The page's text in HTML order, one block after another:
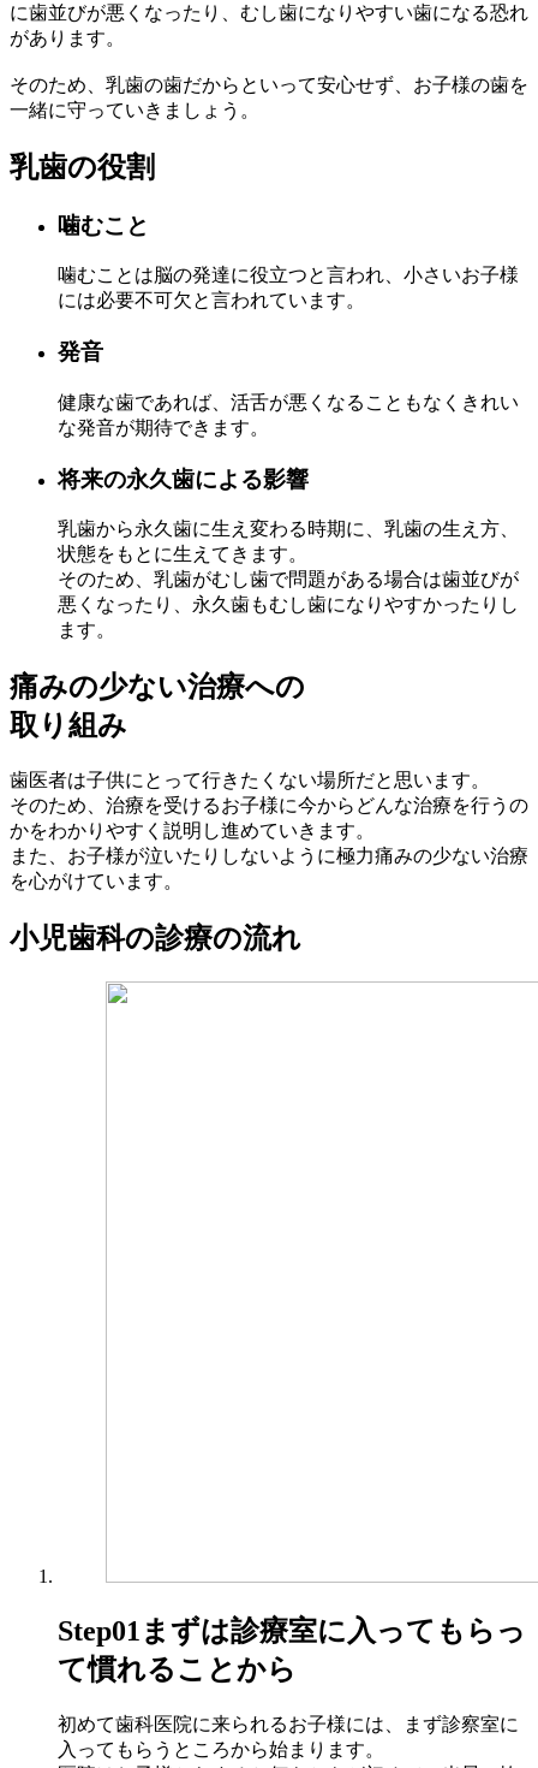
に歯並びが悪くなったり、むし歯になりやすい歯になる恐れ
があります。
そのため、乳歯の歯だからといって安心せず、お子様の歯を
一緒に守っていきましょう。
乳歯の役割
噛むこと
噛むことは脳の発達に役立つと言われ、小さいお子様
には必要不可欠と言われています。
発音
健康な歯であれば、活舌が悪くなることもなくきれい
な発音が期待できます。
将来の永久歯による影響
乳歯から永久歯に生え変わる時期に、乳歯の生え方、
状態をもとに生えてきます。
そのため、乳歯がむし歯で問題がある場合は歯並びが
悪くなったり、永久歯もむし歯になりやすかったりし
ます。
痛みの少ない治療への
取り組み
歯医者は子供にとって行きたくない場所だと思います。
そのため、治療を受けるお子様に今からどんな治療を行うの
かをわかりやすく説明し進めていきます。
また、お子様が泣いたりしないように極力痛みの少ない治療
を心がけています。
小児歯科の診療の流れ
Step01 まずは診療室に入ってもらっ
て慣れることから
初めて歯科医院に来られるお子様には、まず診察室に
入ってもらうところから始まります。